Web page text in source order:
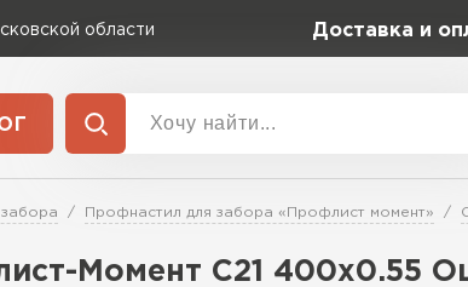
области Доставка и
Бренд
Гранд Лайн
Профнастил для забора «Профлист момент»
Момент C21 400х0.55